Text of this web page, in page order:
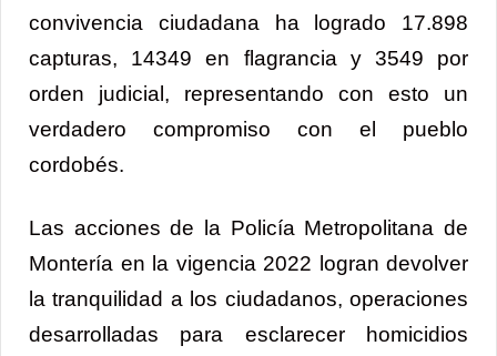
convivencia ciudadana ha logrado 17.898
capturas, 14349 en flagrancia y 3549 por
orden judicial, representando con esto un
verdadero compromiso con el pueblo
cordobés.
Las acciones de la Policía Metropolitana de
Montería en la vigencia 2022 logran devolver
la tranquilidad a los ciudadanos, operaciones
desarrolladas para esclarecer homicidios